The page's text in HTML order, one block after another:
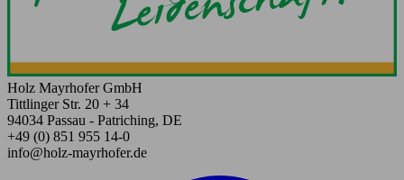
Holz Mayrhofer GmbH
Tittlinger Str. 20 + 34
94034 Passau - Patriching, DE
+49 (0) 851 955 14-0
info@holz-mayrhofer.de